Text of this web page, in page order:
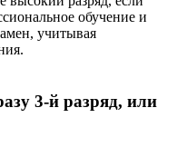
обучение и
учитывая
3-й разряд, или